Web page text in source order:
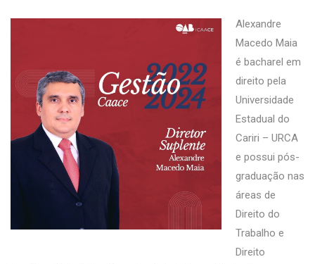
Alexandre
Macedo Maia
é bacharel em
direito pela
Universidade
Estadual do
Cariri – URCA
e possui pós-
graduação nas
áreas de
Direito do
Trabalho e
Direito